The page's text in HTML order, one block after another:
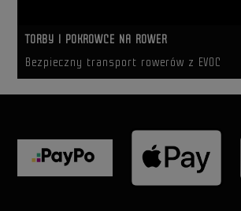
TORBY I POKROWCE NA ROWER
Bezpieczny transport rowerów z EVOC